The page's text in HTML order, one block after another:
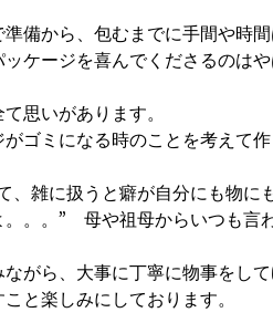
備から、包むまでに手間や時
ケージを喜んでくださるのはや
思いがあります。
ゴミになる時のことを考えて作
、雑に扱うと癖が自分にも物に
。。”　母や祖母からいつも言
がら、大事に丁寧に物事をし
と楽しみにしております。